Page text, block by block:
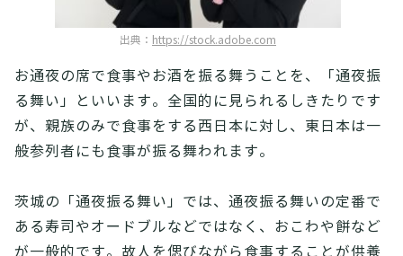
出典： https://stock.adobe.com
お通夜の席で食事やお酒を振る舞うことを、「通夜振
る舞い」といいます。全国的に見られるしきたりです
が、親族のみで食事をする西日本に対し、東日本は一
般参列者にも食事が振る舞われます。
茨城の「通夜振る舞い」では、通夜振る舞いの定番で
ある寿司やオードブルなどではなく、おこわや餅など
が一般的です。故人を偲びながら食事することが供養